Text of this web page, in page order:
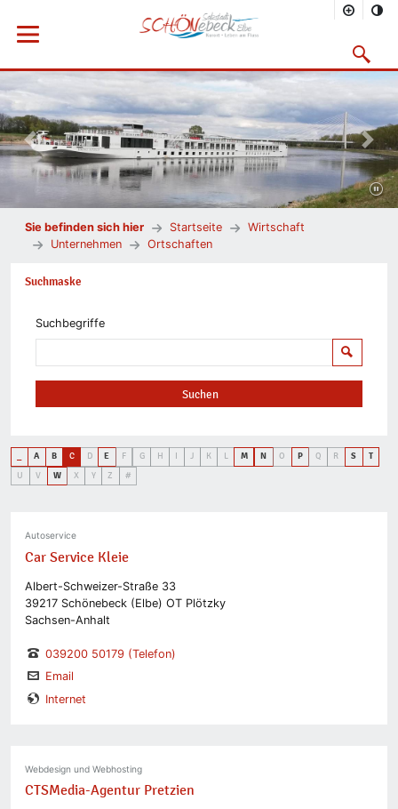
Menü öffnen
Vorheriges Bild
Sie befinden sich hier Startseite
Wirtschaft
Unternehmen
Ortschaften
Suchmaske
Suchbegriffe
Suchen
Suchen
A B C D E F G H I J K L M N O P Q R S
T
U
V W X Y Z #
Autoservice
Car Service Kleie
Albert-Schweizer-Straße 33
39217 Schönebeck (Elbe) OT Plötzky
Sachsen-Anhalt
039200 50179 (Telefon)
Email
Internet
Webdesign und Webhosting
CTSMedia-Agentur Pretzien